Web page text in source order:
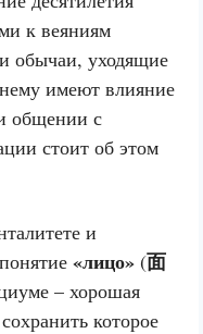
к веяниям
обычаи, уходящие
имеют влияние
общении с
стоит об этом
и
«лицо» (面
– хорошая
которое